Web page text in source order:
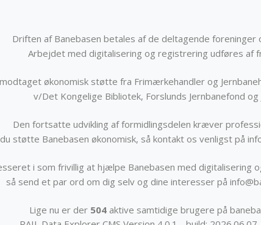
Driften af Banebasen betales af de deltagende foreninger
Arbejdet med digitalisering og registrering udføres af
økonomisk støtte fra Frimærkehandler og
v/Det Kongelige Bibliotek, Forslunds Jernbanefond og
Den fortsatte udvikling af formidlingsdelen kræver
støtte Banebasen økonomisk, så kontakt os venligst på
i som frivillig at hjælpe Banebasen med digitalisering
så send et par ord om dig selv og dine interesser på
Lige nu er der 504 aktive samtidige brugere på